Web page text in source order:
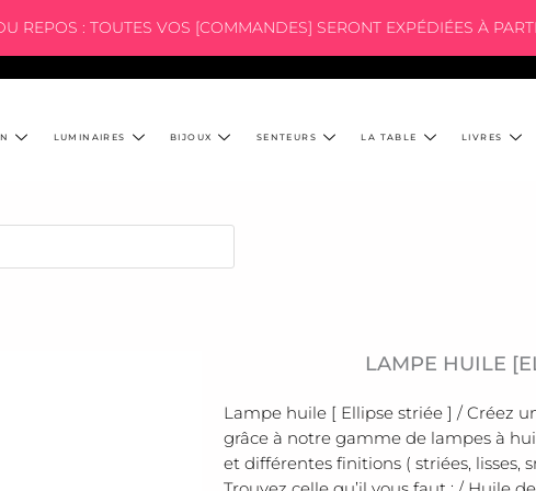
REPOS : TOUTES VOS [COMMANDES] SERONT EXPÉDIÉES À
LUMINAIRES BIJOUX SENTEURS LA TABLE LIVRES
LAMPE HUILE
Lampe huile [ Ellipse striée ] / Créez
grâce à notre gamme de lampes à
et différentes finitions ( striées, lisses,